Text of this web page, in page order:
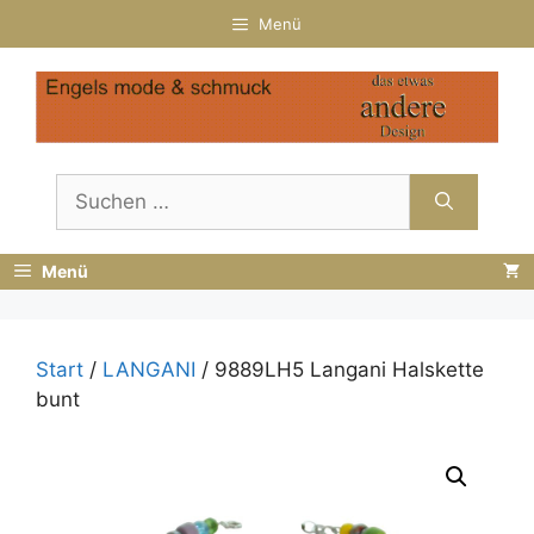
Inhalt
springen
Menü
nach:
Menü
Start / LANGANI / 9889LH5 Langani Halskette
bunt